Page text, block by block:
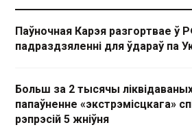
Паўночная Карэя разгортвае ў
падраздзяленні для ўдараў па
Больш за 2 тысячы
папаўненне «экстрэмісцкага»
рэпрэсій 5 жніўня